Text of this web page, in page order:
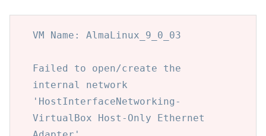
VM Name: AlmaLinux_9_0_03
Failed to open/create the
internal network
'HostInterfaceNetworking-
VirtualBox Host-Only Ethernet